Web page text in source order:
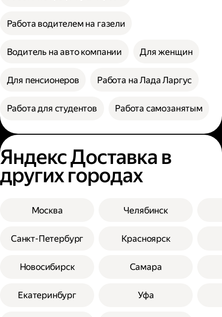
Работа водителем на газели
Водитель на авто компании Для женщин
Для пенсионеров Работа на Лада Ларгус
Работа для студентов Работа самозанятым
Яндекс Доставка в
других городах
Москва
Санкт-Петербург
Новосибирск
Екатеринбург
Челябинск
Красноярск
Самара
Уфа